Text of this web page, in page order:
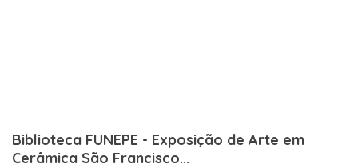
Biblioteca FUNEPE - Exposição de Arte em
Cerâmica São Francisco...